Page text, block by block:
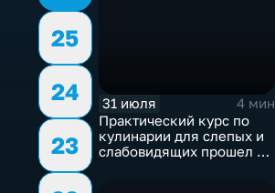
25
24
23
31 июля
4 мин
Практический курс по
кулинарии для слепых и
слабовидящих прошел в